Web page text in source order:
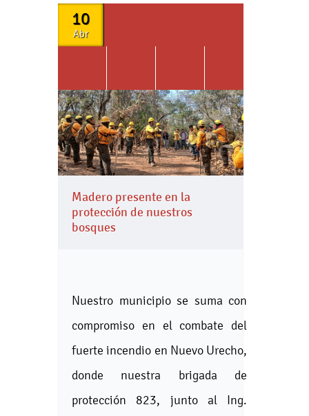
10
Abr
Madero presente en la
protección de nuestros
bosques
Nuestro municipio se suma con
compromiso en el combate del
fuerte incendio en Nuevo Urecho,
donde nuestra brigada de
protección 823, junto al Ing.